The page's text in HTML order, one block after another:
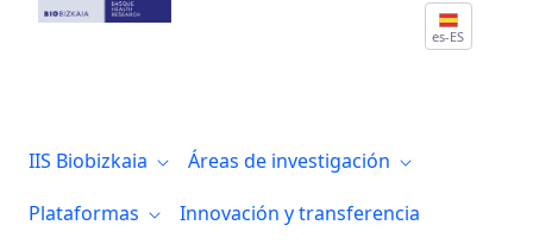
es-ES
IIS Biobizkaia
Áreas de investigación
Plataformas
Innovación y transferencia